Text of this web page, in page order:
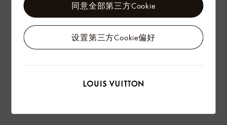
设置第三方Cookie偏好
同意全部第三方Cookie